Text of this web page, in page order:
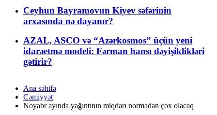
Ceyhun Bayramovun Kiyev səfərinin
arxasında nə dayanır?
AZAL, ASCO və “Azərkosmos” üçün yeni
idarəetmə modeli: Fərman hansı dəyişiklikləri
gətirir?
Ana səhifə
Cəmiyyət
Noyabr ayında yağıntının miqdarı normadan çox olacaq